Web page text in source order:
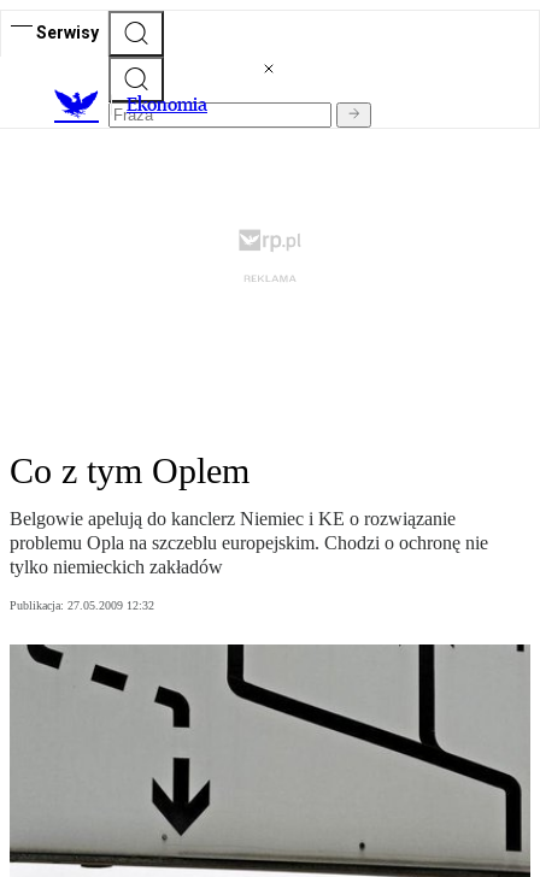
Serwisy
Ekonomia
Co z tym Oplem
Belgowie apelują do kanclerz Niemiec i KE o rozwiązanie
problemu Opla na szczeblu europejskim. Chodzi o ochronę nie
tylko niemieckich zakładów
Publikacja: 27.05.2009 12:32